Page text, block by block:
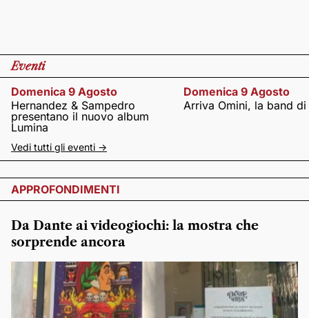
Eventi
Domenica 9 Agosto
Hernandez & Sampedro
presentano il nuovo album
Lumina
Domenica 9 Agosto
Arriva Omini, la band
Vedi tutti gli eventi ->
APPROFONDIMENTI
Da Dante ai videogiochi: la mostra che
sorprende ancora